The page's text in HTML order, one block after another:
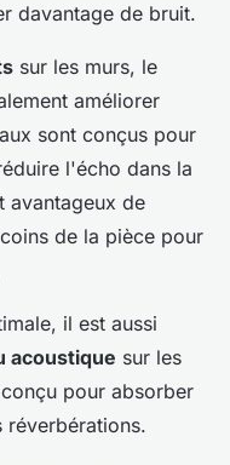
davantage de bruit.
sur les murs, le
améliorer
sont conçus pour
l'écho dans la
avantageux de
de la pièce pour
il est aussi
acoustique sur les
pour absorber
réverbérations.